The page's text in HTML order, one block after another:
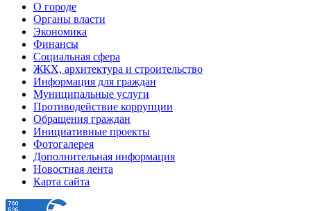
О городе
Органы власти
Экономика
Финансы
Социальная сфера
ЖКХ, архитектура и строительство
Информация для граждан
Муниципальные услуги
Противодействие коррупции
Обращения граждан
Инициативные проекты
Фотогалерея
Дополнительная информация
Новостная лента
Карта сайта